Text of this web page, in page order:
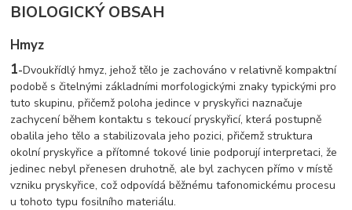
BIOLOGICKÝ OBSAH
Hmyz
1-Dvoukřídlý hmyz, jehož tělo je zachováno v relativně kompaktní
podobě s čitelnými základními morfologickými znaky typickými pro
tuto skupinu, přičemž poloha jedince v pryskyřici naznačuje
zachycení během kontaktu s tekoucí pryskyřicí, která postupně
obalila jeho tělo a stabilizovala jeho pozici, přičemž struktura
okolní pryskyřice a přítomné tokové linie podporují interpretaci, že
jedinec nebyl přenesen druhotně, ale byl zachycen přímo v místě
vzniku pryskyřice, což odpovídá běžnému tafonomickému procesu
u tohoto typu fosilního materiálu.